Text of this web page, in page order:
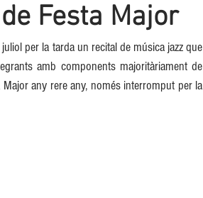
Festa Major
per la tarda un recital de música jazz que
amb components majoritàriament de
any rere any, només interromput per la